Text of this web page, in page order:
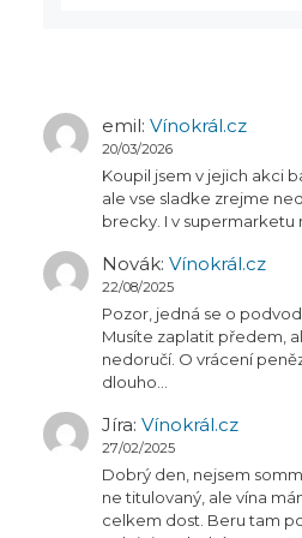
emil: Vínokrál.cz
20/03/2026
Koupil jsem v jejich akci
ale vse sladke zrejme
brecky. I v supermarketu
Novák: Vínokrál.cz
22/08/2025
Pozor, jedná se o
Musíte zaplatit předem,
nedoručí. O vrácení
dlouho…
Jíra: Vínokrál.cz
27/02/2025
Dobrý den, nejsem
ne titulovaný, ale vína
celkem dost. Beru tam